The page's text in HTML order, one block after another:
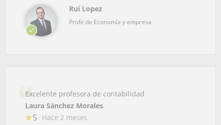
Rui Lopez
Profe de Economía y empresa
Excelente profesora de contabilidad
Laura Sánchez Morales
5 Hace 2 meses